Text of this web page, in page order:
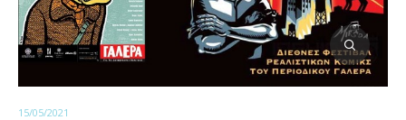
15/05/2021